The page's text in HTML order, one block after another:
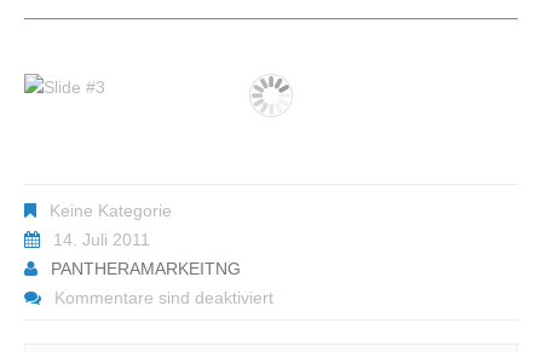
Keine Kategorie
14. Juli 2011
PANTHERAMARKEITNG
Kommentare sind deaktiviert